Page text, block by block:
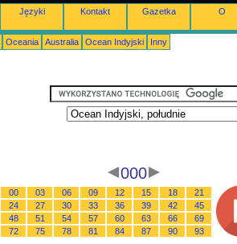
Języki Kontakt Gazetka O
Oceania Australia Ocean Indyjski Inny
000
00 03 06 09 12 15 18
21
24
27 30 33 36 39 42
45
48
51 54 57 60 63 66
69
72
75 78 81 84 87 90 93